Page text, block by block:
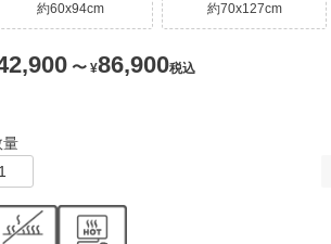
〜 ¥86,900税込
約60x94cm 約70x127cm